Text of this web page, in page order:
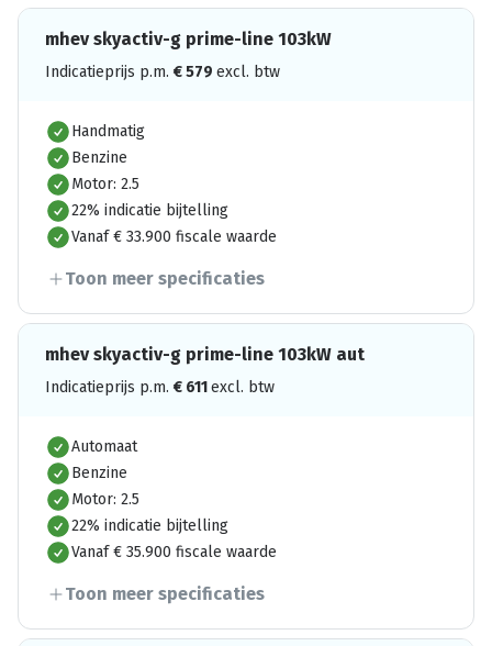
mhev skyactiv-g prime-line 103kW
Indicatieprijs p.m. €579 excl. btw
Handmatig
Benzine
Motor: 2.5
22% indicatie bijtelling
Vanaf € 33.900 fiscale waarde
Toon meer specificaties
mhev skyactiv-g prime-line 103kW aut
Indicatieprijs p.m. € 611excl. btw
Automaat
Benzine
Motor: 2.5
22% indicatie bijtelling
Vanaf € 35.900 fiscale waarde
Toon meer specificaties